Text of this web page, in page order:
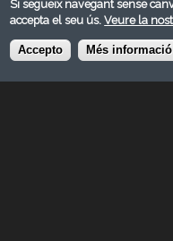
Si segueix navegant sense
accepta el seu ús.Veure la
Accepto Més informació